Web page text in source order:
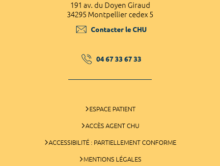
191 av. du Doyen Giraud
34295 Montpellier cedex 5
Contacter le CHU
04 67 33 67 33
ESPACE PATIENT
ACCÈS AGENT CHU
ACCESSIBILITÉ : PARTIELLEMENT CONFORME
MENTIONS LÉGALES